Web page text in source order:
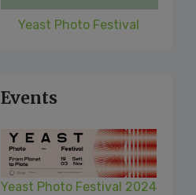
Yeast Photo Festival
Events
Yeast Photo Festival 2024